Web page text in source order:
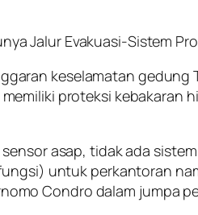
Jalur Evakuasi-Sistem
keselamatan
proteksi kebakaran
asap, tidak ada
untuk perkantoran
Condro dalam jumpa